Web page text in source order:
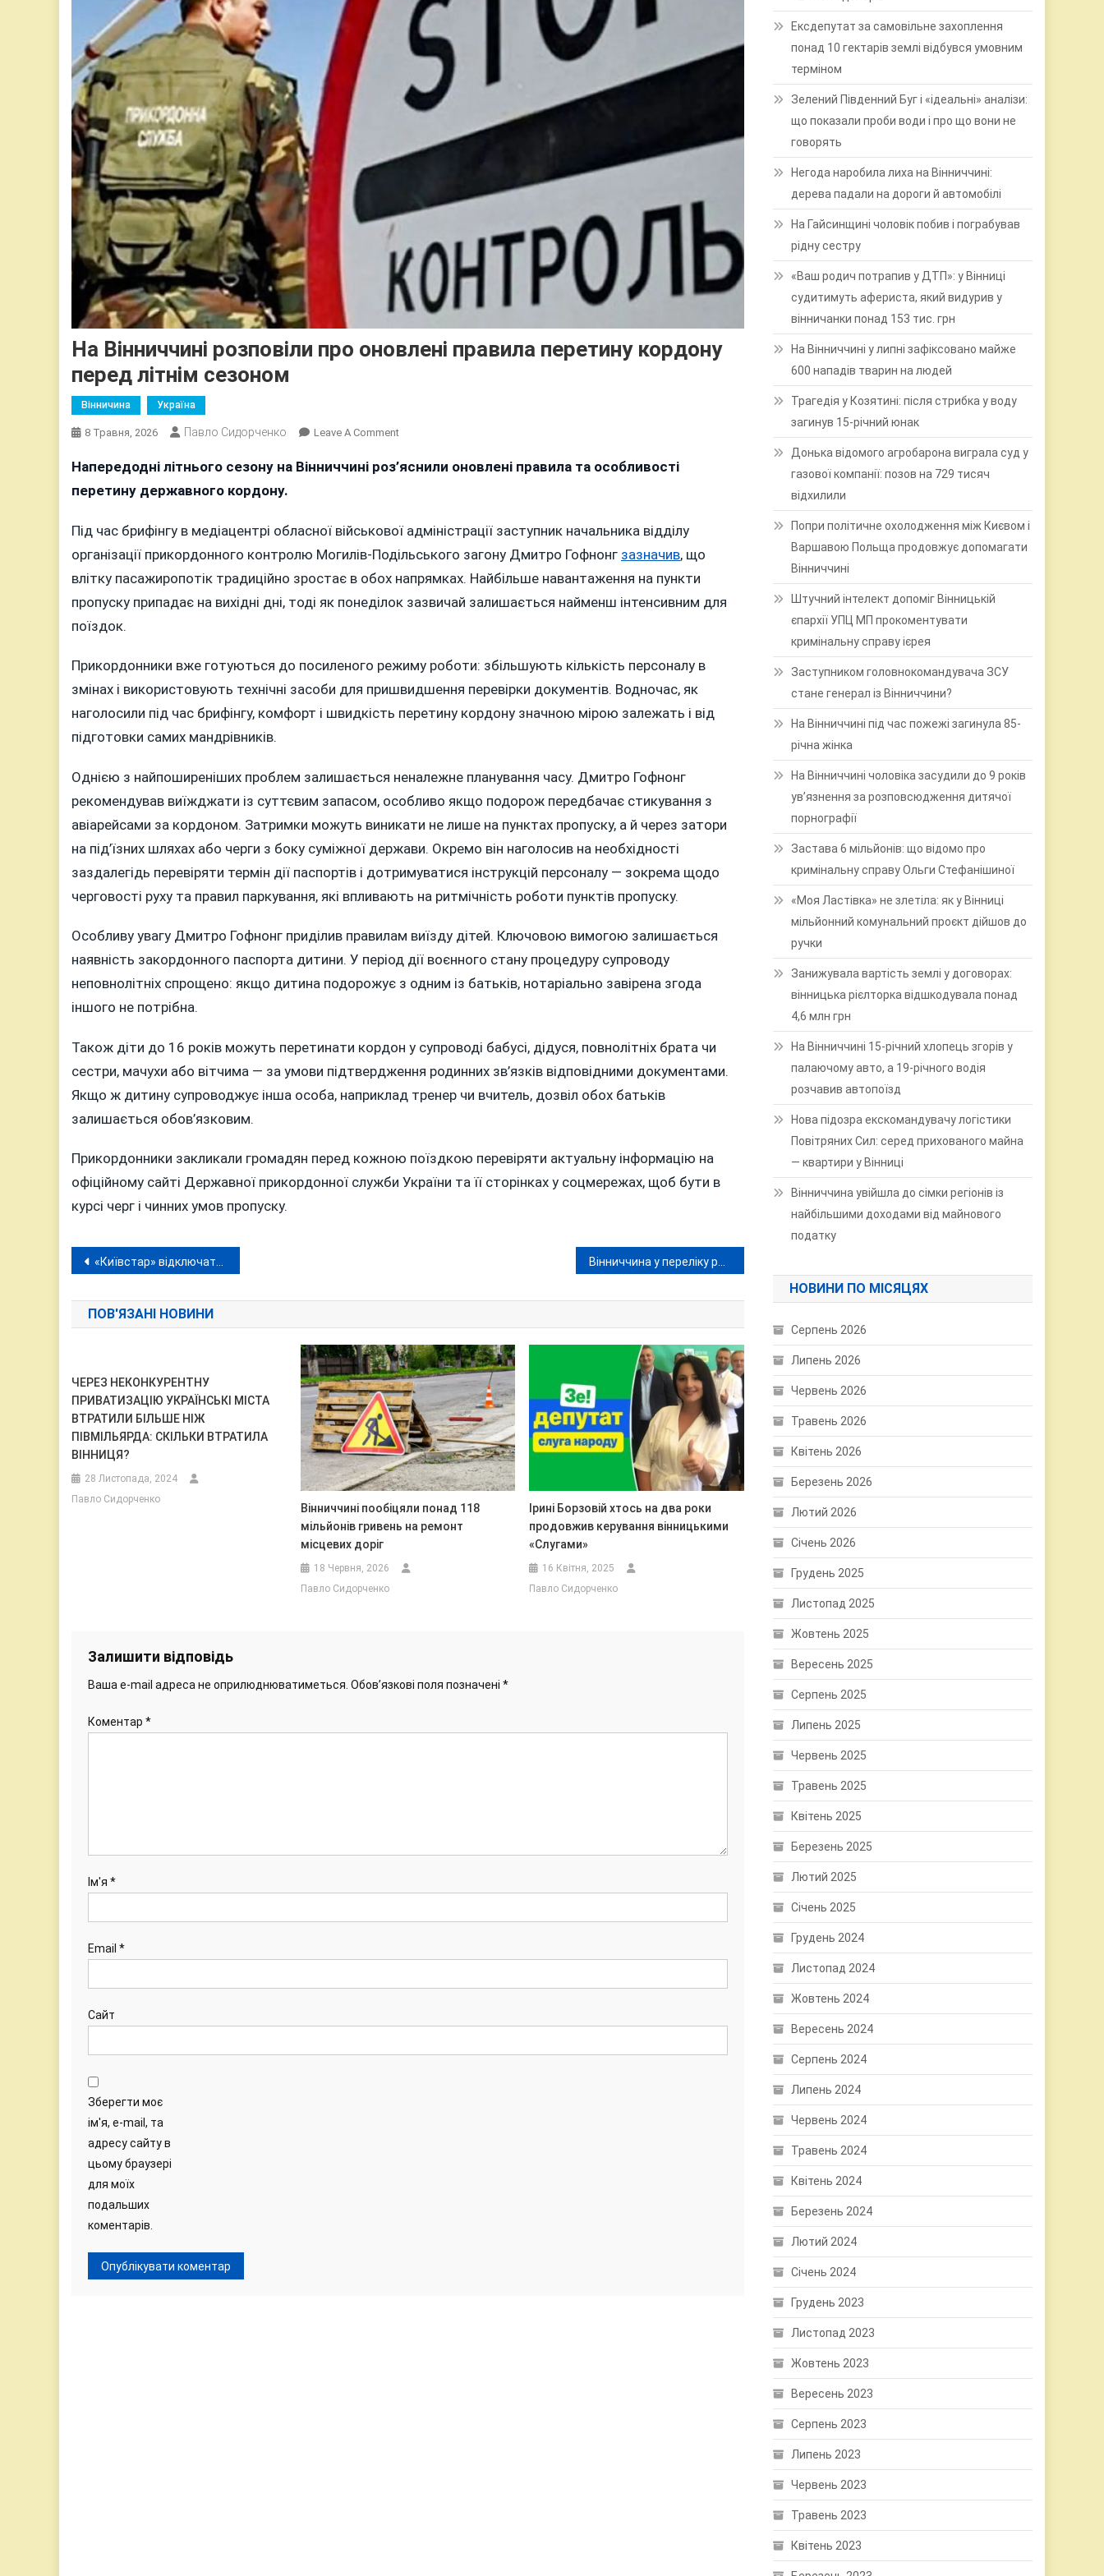
На Вінниччині розповіли про оновлені правила перетину кордону
перед літнім сезоном
Вінничина Україна
8 Травня, 2026 Павло Сидорченко Leave A CommentOn
Вінниччині
Оновлені
Кордону
Перед
Напередодні літнього сезону на Вінниччині роз’яснили оновлені правила та особливості
перетину державного кордону.
Під час брифінгу в медіацентрі обласної військової адміністрації заступник начальника відділу
організації прикордонного контролю Могилів-Подільського загону Дмитро Гофнонг зазначив, що
влітку пасажиропотік традиційно зростає в обох напрямках. Найбільше навантаження на пункти
пропуску припадає на вихідні дні, тоді як понеділок зазвичай залишається найменш інтенсивним для
поїздок.
Прикордонники вже готуються до посиленого режиму роботи: збільшують кількість персоналу в
змінах і використовують технічні засоби для пришвидшення перевірки документів. Водночас, як
наголосили під час брифінгу, комфорт і швидкість перетину кордону значною мірою залежать і від
підготовки самих мандрівників.
Однією з найпоширеніших проблем залишається неналежне планування часу. Дмитро Гофнонг
рекомендував виїжджати із суттєвим запасом, особливо якщо подорож передбачає стикування з
авіарейсами за кордоном. Затримки можуть виникати не лише на пунктах пропуску, а й через затори
на під’їзних шляхах або черги з боку суміжної держави. Окремо він наголосив на необхідності
заздалегідь перевіряти термін дії паспортів і дотримуватися інструкцій персоналу — зокрема щодо
черговості руху та правил паркування, які впливають на ритмічність роботи пунктів пропуску.
Особливу увагу Дмитро Гофнонг приділив правилам виїзду дітей. Ключовою вимогою залишається
наявність закордонного паспорта дитини. У період дії воєнного стану процедуру супроводу
неповнолітніх спрощено: якщо дитина подорожує з одним із батьків, нотаріально завірена згода
іншого не потрібна.
Також діти до 16 років можуть перетинати кордон у супроводі бабусі, дідуся, повнолітніх брата чи
сестри, мачухи або вітчима — за умови підтвердження родинних зв’язків відповідними документами.
Якщо ж дитину супроводжує інша особа, наприклад тренер чи вчитель, дозвіл обох батьків
залишається обов’язковим.
Прикордонники закликали громадян перед кожною поїздкою перевіряти актуальну інформацію на
офіційному сайті Державної прикордонної служби України та її сторінках у соцмережах, щоб бути в
курсі черг і чинних умов пропуску.
Навігація
записів
«Київстар» відключатиме 3G на Вінниччині з серпня 2026 року: які райони перейдуть на 4G?
ПОВ'ЯЗАНІ НОВИНИ
ЧЕРЕЗ НЕКОНКУРЕНТНУ
ПРИВАТИЗАЦІЮ УКРАЇНСЬКІ МІСТА
ВТРАТИЛИ БІЛЬШЕ НІЖ
ПІВМІЛЬЯРДА: СКІЛЬКИ ВТРАТИЛА
ВІННИЦЯ?
28 Листопада, 2024
Павло Сидорченко
Вінниччині пообіцяли понад 118
мільйонів гривень на ремонт
місцевих доріг
18 Червня, 2026
Павло Сидорченко
Ірині Борзовій хтось на два роки
продовжив керування вінницькими
«Слугами»
16 Квітня, 2025
Павло Сидорченко
Залишити відповідь
Ваша e-mail адреса не оприлюднюватиметься. Обов’язкові поля позначені *
Коментар *
Ім'я *
Email *
Сайт
Зберегти моє
ім'я, e-mail, та
адресу сайту в
цьому браузері
для моїх
подальших
коментарів.
Ексдепутат за самовільне захоплення
понад 10 гектарів землі відбувся умовним
терміном
Зелений Південний Буг і «ідеальні» аналізи:
що показали проби води і про що вони не
говорять
Негода наробила лиха на Вінниччині:
дерева падали на дороги й автомобілі
На Гайсинщині чоловік побив і пограбував
рідну сестру
«Ваш родич потрапив у ДТП»: у Вінниці
судитимуть афериста, який видурив у
вінничанки понад 153 тис. грн
На Вінниччині у липні зафіксовано майже
600 нападів тварин на людей
Трагедія у Козятині: після стрибка у воду
загинув 15-річний юнак
Донька відомого агробарона виграла суд у
газової компанії: позов на 729 тисяч
відхилили
Попри політичне охолодження між Києвом і
Варшавою Польща продовжує допомагати
Вінниччині
Штучний інтелект допоміг Вінницькій
єпархії УПЦ МП прокоментувати
кримінальну справу ієрея
Заступником головнокомандувача ЗСУ
стане генерал із Вінниччини?
На Вінниччині під час пожежі загинула 85-
річна жінка
На Вінниччині чоловіка засудили до 9 років
ув’язнення за розповсюдження дитячої
порнографії
Застава 6 мільйонів: що відомо про
кримінальну справу Ольги Стефанішиної
«Моя Ластівка» не злетіла: як у Вінниці
мільйонний комунальний проєкт дійшов до
ручки
Занижувала вартість землі у договорах:
вінницька рієлторка відшкодувала понад
4,6 млн грн
На Вінниччині 15-річний хлопець згорів у
палаючому авто, а 19-річного водія
розчавив автопоїзд
Нова підозра екскомандувачу логістики
Повітряних Сил: серед прихованого майна
— квартири у Вінниці
Вінниччина увійшла до сімки регіонів із
найбільшими доходами від майнового
податку
НОВИНИ ПО МІСЯЦЯХ
Серпень 2026
Липень 2026
Червень 2026
Травень 2026
Квітень 2026
Березень 2026
Лютий 2026
Січень 2026
Грудень 2025
Листопад 2025
Жовтень 2025
Вересень 2025
Серпень 2025
Липень 2025
Червень 2025
Травень 2025
Квітень 2025
Березень 2025
Лютий 2025
Січень 2025
Грудень 2024
Листопад 2024
Жовтень 2024
Вересень 2024
Серпень 2024
Липень 2024
Червень 2024
Травень 2024
Квітень 2024
Березень 2024
Лютий 2024
Січень 2024
Грудень 2023
Листопад 2023
Жовтень 2023
Вересень 2023
Серпень 2023
Липень 2023
Червень 2023
Травень 2023
Квітень 2023